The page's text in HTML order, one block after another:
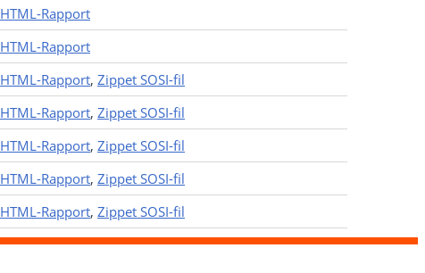
HTML-Rapport
HTML-Rapport
HTML-Rapport, Zippet SOSI-fil
HTML-Rapport, Zippet SOSI-fil
HTML-Rapport, Zippet SOSI-fil
HTML-Rapport, Zippet SOSI-fil
HTML-Rapport, Zippet SOSI-fil